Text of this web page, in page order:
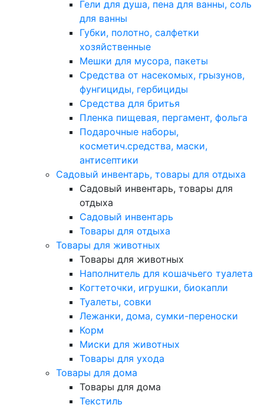
Гели для душа, пена для ванны, соль
для ванны
Губки, полотно, салфетки
хозяйственные
Мешки для мусора, пакеты
Средства от насекомых, грызунов,
фунгициды, гербициды
Средства для бритья
Пленка пищевая, пергамент, фольга
Подарочные наборы,
косметич.средства, маски,
антисептики
Садовый инвентарь, товары для отдыха
Садовый инвентарь, товары для
отдыха
Садовый инвентарь
Товары для отдыха
Товары для животных
Товары для животных
Наполнитель для кошачьего туалета
Когтеточки, игрушки, биокапли
Туалеты, совки
Лежанки, дома, сумки-переноски
Корм
Миски для животных
Товары для ухода
Товары для дома
Товары для дома
Текстиль